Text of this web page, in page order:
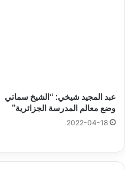
عبد المجيد شيخي: “الشيخ سماتي
وضع معالم المدرسة الجزائرية”
2022-04-18